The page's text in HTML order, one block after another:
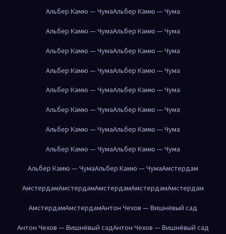
Альбер Камю — ЧумаАльбер Камю — Чума
Альбер Камю — ЧумаАльбер Камю — Чума
Альбер Камю — ЧумаАльбер Камю — Чума
Альбер Камю — ЧумаАльбер Камю — Чума
Альбер Камю — ЧумаАльбер Камю — Чума
Альбер Камю — ЧумаАльбер Камю — Чума
Альбер Камю — ЧумаАльбер Камю — Чума
Альбер Камю — ЧумаАльбер Камю — Чума
Альбер Камю — ЧумаАльбер Камю — ЧумаАмстердам
АмстердамАмстердамАмстердамАмстердамАмстердам
АмстердамАмстердамАнтон Чехов — Вишнёвый сад
Антон Чехов — Вишнёвый садАнтон Чехов — Вишнёвый сад